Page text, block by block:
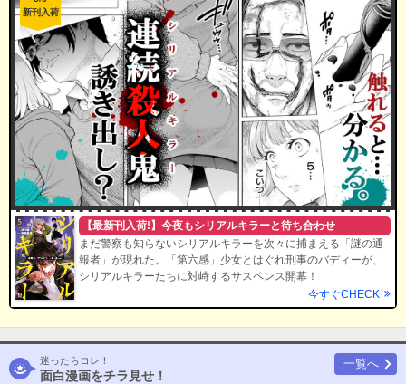
新刊入荷
【最新刊入荷!】今夜もシリアルキラーと待ち合わせ
まだ警察も知らないシリアルキラーを次々に捕まえる「謎の通
報者」が現れた。「第六感」少女とはぐれ刑事のバディーが、
シリアルキラーたちに対峙するサスペンス開幕！
今すぐCHECK
迷ったらコレ！
面白漫画をチラ見せ！
一覧へ